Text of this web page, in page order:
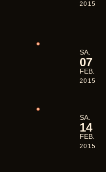
2015
SA.
07
FEB.
2015
SA.
14
FEB.
2015